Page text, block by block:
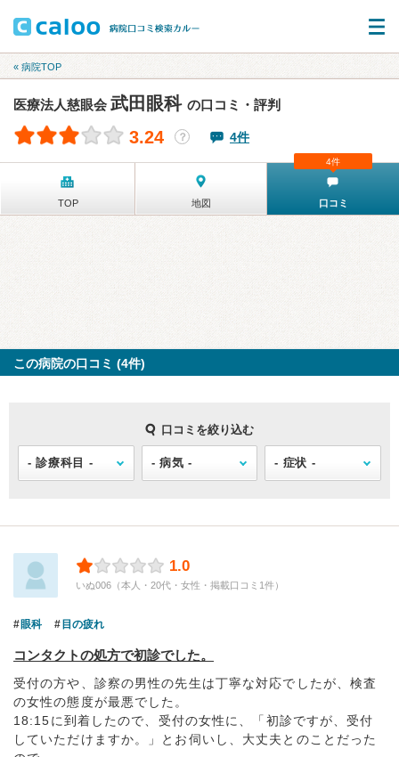
« 病院TOP
医療法人慈眼会 武田眼科 の口コミ・評判
3.24 ？ 4件
TOP 地図 口コミ
4件
この病院の口コミ (4件)
口コミを絞り込む
1.0
いぬ006（本人・20代・女性・掲載口コミ1件）
眼科 目の疲れ
コンタクトの処方で初診でした。
受付の方や、診察の男性の先生は丁寧な対応でしたが、検査
の女性の態度が最悪でした。
18:15に到着したので、受付の女性に、「初診ですが、受付
していただけますか。」とお伺いし、大丈夫とのことだった